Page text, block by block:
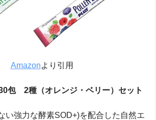
Amazonより引用
包 2種（オレンジ・ベリー）セット
い強力な酵素SOD+)を配合した自然エ